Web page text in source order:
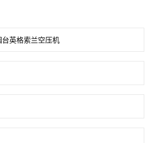
号：
点击复制微信号